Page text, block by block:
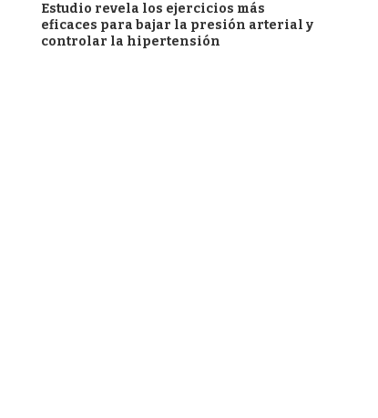
Estudio revela los ejercicios más
eficaces para bajar la presión arterial y
controlar la hipertensión